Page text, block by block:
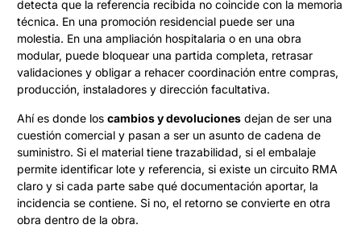
detecta que la referencia recibida no coincide con la memoria
técnica. En una promoción residencial puede ser una
molestia. En una ampliación hospitalaria o en una obra
modular, puede bloquear una partida completa, retrasar
validaciones y obligar a rehacer coordinación entre compras,
producción, instaladores y dirección facultativa.
Ahí es donde los cambios y devoluciones dejan de ser una
cuestión comercial y pasan a ser un asunto de cadena de
suministro. Si el material tiene trazabilidad, si el embalaje
permite identificar lote y referencia, si existe un circuito RMA
claro y si cada parte sabe qué documentación aportar, la
incidencia se contiene. Si no, el retorno se convierte en otra
obra dentro de la obra.